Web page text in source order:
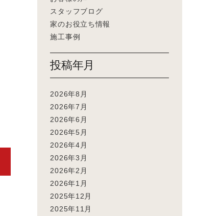
スタッフブログ
家のお役立ち情報
施工事例
投稿年月
2026年8月
2026年7月
2026年6月
2026年5月
2026年4月
2026年3月
2026年2月
2026年1月
2025年12月
2025年11月